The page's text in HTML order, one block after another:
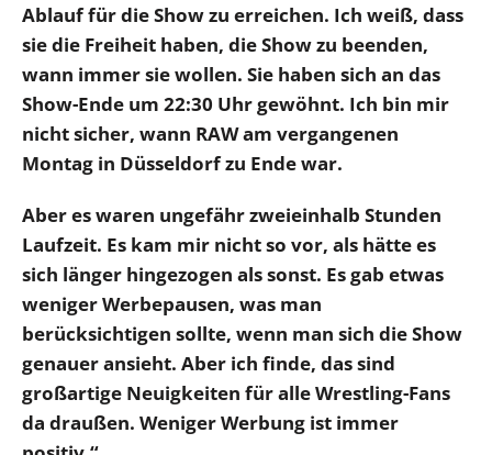
Ablauf für die Show zu erreichen. Ich weiß, dass
sie die Freiheit haben, die Show zu beenden,
wann immer sie wollen. Sie haben sich an das
Show-Ende um 22:30 Uhr gewöhnt. Ich bin mir
nicht sicher, wann RAW am vergangenen
Montag in Düsseldorf zu Ende war.
Aber es waren ungefähr zweieinhalb Stunden
Laufzeit. Es kam mir nicht so vor, als hätte es
sich länger hingezogen als sonst. Es gab etwas
weniger Werbepausen, was man
berücksichtigen sollte, wenn man sich die Show
genauer ansieht. Aber ich finde, das sind
großartige Neuigkeiten für alle Wrestling-Fans
da draußen. Weniger Werbung ist immer